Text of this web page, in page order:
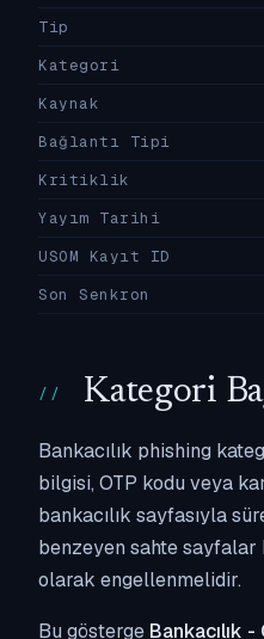
Tip
Kategori
Kaynak
Bağlantı Tipi
Kritiklik
Yayım Tarihi
USOM Kayıt ID
Son Senkron
Kategori
Bankacılık phishing
bilgisi, OTP kodu veya
bankacılık sayfasıyla
benzeyen sahte sayfalar
olarak engellenmelidir.
Bu gösterge Bankacılık